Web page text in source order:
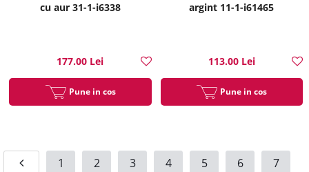
cu aur 31-1-i6338
177.00 Lei
Pune in cos
argint 11-1-i61465
113.00 Lei
Pune in cos
1 2 3 4 5 6 7